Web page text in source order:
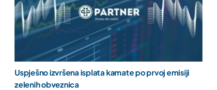
Uspješno izvršena isplata kamate po prvoj emisiji
zelenih obveznica